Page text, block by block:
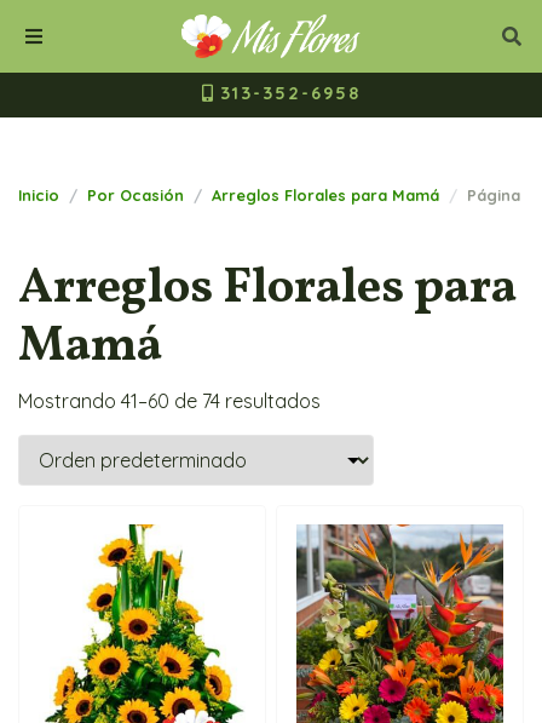
Cerrar
Buscar
313-352-6958
Inicio Por Ocasión Arreglos Florales para Mamá Página 3
Arreglos Florales para
Mamá
Mostrando 41–60 de 74 resultados